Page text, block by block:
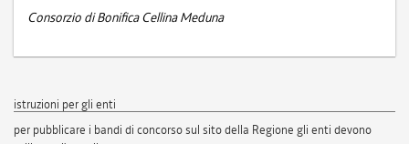
Consorzio di Bonifica Cellina Meduna
istruzioni per gli enti
per pubblicare i bandi di concorso sul sito della Regione gli enti devono